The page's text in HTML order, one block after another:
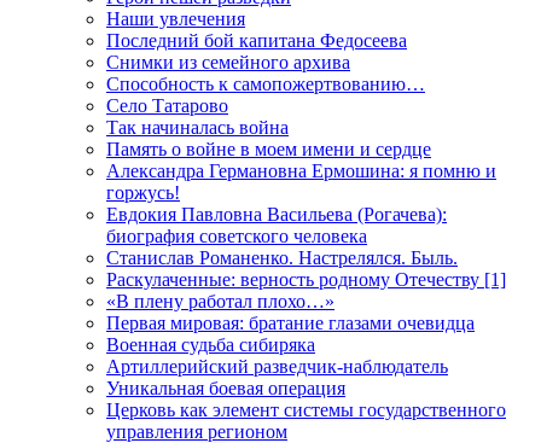
Наши увлечения
Последний бой капитана Федосеева
Снимки из семейного архива
Способность к самопожертвованию…
Село Татарово
Так начиналась война
Память о войне в моем имени и сердце
Александра Германовна Ермошина: я помню и
горжусь!
Евдокия Павловна Васильева (Рогачева):
биография советского человека
Станислав Романенко. Настрелялся. Быль.
Раскулаченные: верность родному Отечеству [1]
«В плену работал плохо…»
Первая мировая: братание глазами очевидца
Военная судьба сибиряка
Артиллерийский разведчик-наблюдатель
Уникальная боевая операция
Церковь как элемент системы государственного
управления регионом